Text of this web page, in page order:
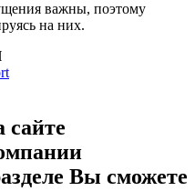
важны, поэтому
на них.
сайте
Вы сможете